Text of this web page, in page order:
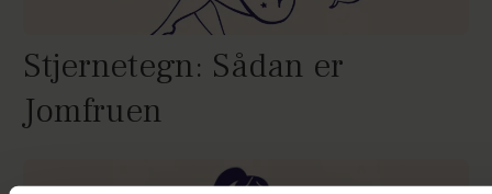
Stjernetegn: Sådan er
Jomfruen